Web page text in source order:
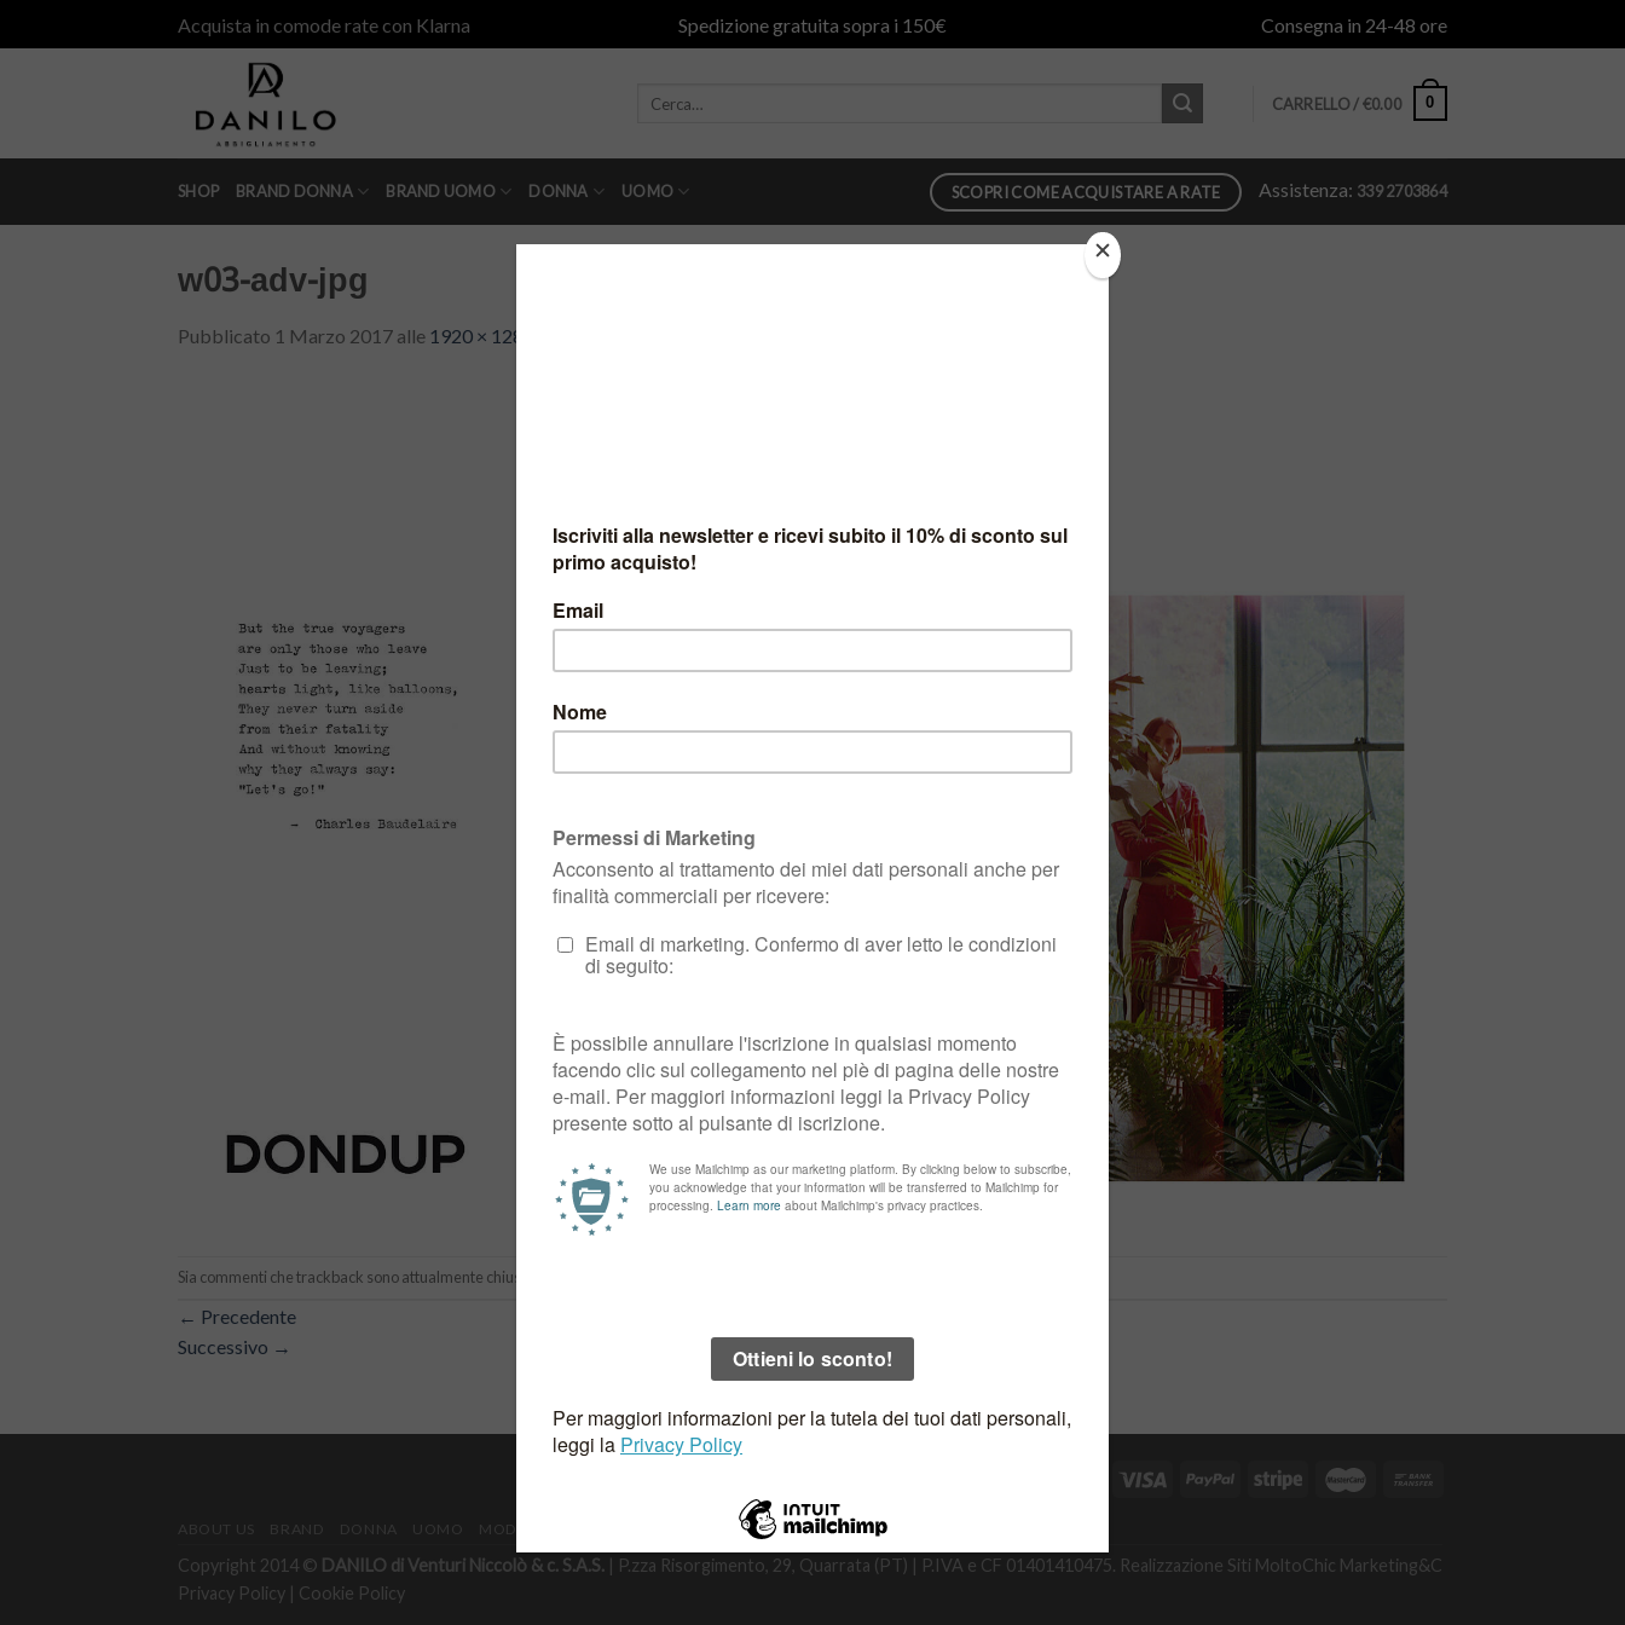
to
Acquista in comode rate con Klarna Spedizione gratuita sopra i 150€ Consegna in 24-48 ore
CARRELLO /€0.00 0
SHOP BRAND DONNA BRAND UOMO DONNA UOMO SCOPRI COME ACQUISTARE A RATE Assistenza: 339 2703864
w03-adv-jpg
Pubblicato 1 Marzo 2017 alle 1920 × 1282
Sia commenti che trackback sono attualmente chiusi.
← Precedente
Successivo →
ABOUT US BRAND DONNA UOMO MODULO DI RECESSO TERMINI E CONDIZIONI KLARNA FAQ
Copyright 2014 © DANILO di Venturi Niccolò & c. S.A.S. | P.zza Risorgimento, 29, Quarrata (PT) | P.IVA e CF 01401410475. Realizzazione Siti MoltoChic Marketing&C
Privacy Policy
Cookie Policy